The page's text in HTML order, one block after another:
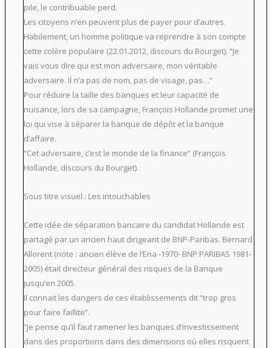
pile, le contribuable perd.
Les citoyens n’en peuvent plus de payer pour d’autres.
Habilement, un homme politique va reprendre à son compte
cette colère populaire (22.01.2012, discours du Bourget). “Je
vais vous dire qui est mon adversaire, mon véritable
adversaire. Il n’a pas de nom, pas de visage, pas…”
Pour réduire la taille des banques et leur capacité de
nuisance, lors de sa campagne, François Hollande promet une
loi qui vise à séparer la banque de dépôt et la banque
d’affaire.
“Cet adversaire, c’est le monde de la finance” (François
Hollande, discours du Bourget).
Sous titre visuel : Les intouchables
Cette idée de séparation bancaire du candidat Hollande est
partagé par un ancien haut dirigeant de BNP-Paribas. Bernard
Allorent (note : ancien élève de l’Ena -1970- BNP PARIBAS 1981-
2005) était directeur général des risques de la Banque
jusqu’en 2005.
Il connait les dangers de ces établissements dit “trop gros
pour faire faillite”.
“Je pense qu’il faut ramener les banques d’investissement
dans des proportions dans des dimensions où elles risquent